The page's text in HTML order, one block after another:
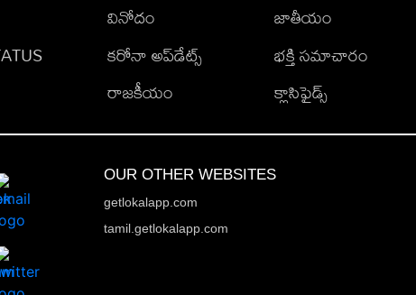
వినోదం
కరోనా అప్‌డేట్స్
రాజకీయం
జాతీయం
భక్తి సమాచారం
క్లాసిఫైడ్స్
OUR OTHER WEBSITES
getlokalapp.com
tamil.getlokalapp.com